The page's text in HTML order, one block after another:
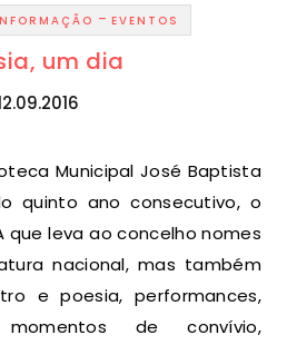
- EVENTOS
um dia
quinto ano consecutivo, o
que leva ao concelho nomes
nacional, mas também
e poesia, performances,
de convívio,